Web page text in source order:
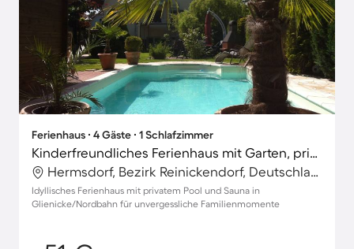
Ferienhaus ∙ 4 Gäste ∙ 1 Schlafzimmer
Kinderfreundliches Ferienhaus mit Garten, privatem Pool und Sauna
Hermsdorf, Bezirk Reinickendorf, Deutschland
Idyllisches Ferienhaus mit privatem Pool und Sauna in
Glienicke/Nordbahn für unvergessliche Familienmomente